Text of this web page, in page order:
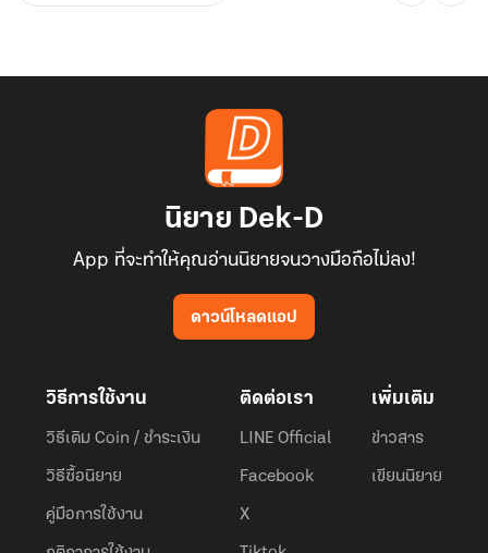
นิยาย Dek-D
App ที่จะทำให้คุณอ่านนิยายจนวางมือถือไม่ลง!
ดาวน์โหลดแอป
วิธีการใช้งาน
วิธีเติม Coin / ชำระเงิน
วิธีซื้อนิยาย
คู่มือการใช้งาน
ติดต่อเรา
LINE Official
Facebook
X
เพิ่มเติม
ข่าวสาร
เขียนนิยาย